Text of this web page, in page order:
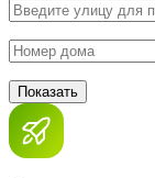
Показать